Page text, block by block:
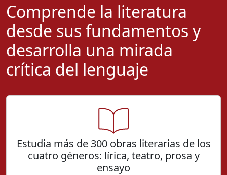
Comprende la literatura
desde sus fundamentos y
desarrolla una mirada
crítica del lenguaje
Estudia más de 300 obras literarias de los
cuatro géneros: lírica, teatro, prosa y
ensayo